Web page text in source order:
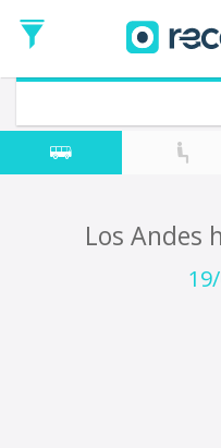
de
Ida
Vuelta
Fecha
de
Los Andes